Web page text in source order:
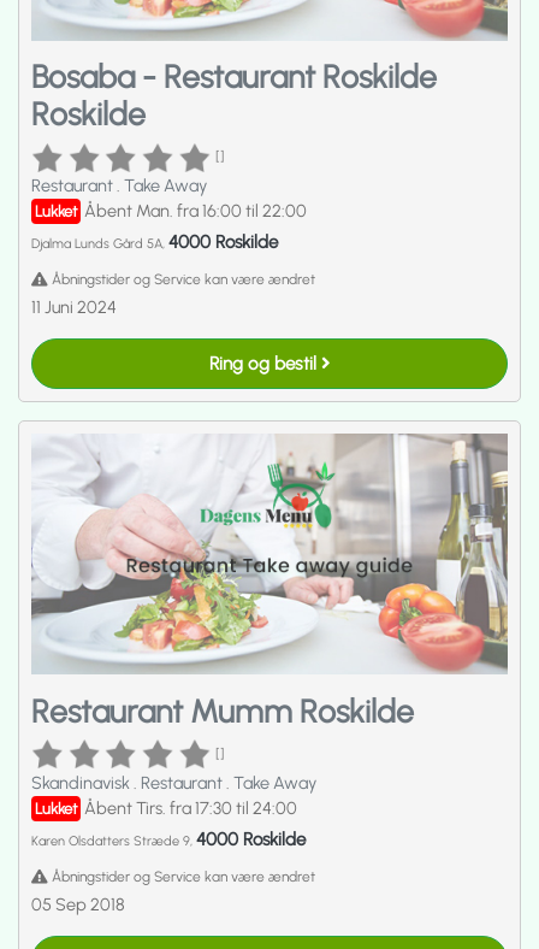
Bosaba - Restaurant Roskilde
Roskilde
[]
Restaurant. Take Away
Lukket Åbent Man. fra 16:00 til 22:00
Djalma Lunds Gård 5A, 4000 Roskilde
Åbningstider og Service kan være ændret
11 Juni 2024
Ring og bestil
Restaurant Mumm Roskilde
[]
Skandinavisk. Restaurant. Take Away
Lukket Åbent Tirs. fra 17:30 til 24:00
Karen Olsdatters Stræde 9, 4000 Roskilde
Åbningstider og Service kan være ændret
05 Sep 2018